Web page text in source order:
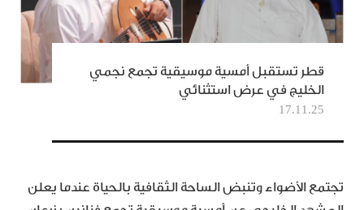
قطر تستقبل أمسية موسيقية تجمع نجمي
الخليج في عرض استثنائي
17.11.25
تجتمع الأضواء وتنبض الساحة الثقافية بالحياة عندما يعلن